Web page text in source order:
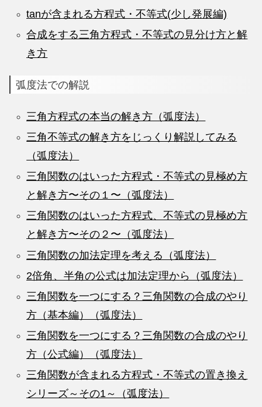
tanが含まれる方程式・不等式(少し発展編)
合成をする三角方程式・不等式の見分け方と解
き方
弧度法での解説
三角方程式の本当の解き方（弧度法）
三角不等式の解き方をじっくり解説してみる
（弧度法）
三角関数のはいった方程式・不等式の見極め方
と解き方〜その１〜（弧度法）
三角関数のはいった方程式、不等式の見極め方
と解き方〜その２〜（弧度法）
三角関数の加法定理を考える（弧度法）
2倍角、半角の公式は加法定理から（弧度法）
三角関数を一つにする？三角関数の合成のやり
方（基本編）（弧度法）
三角関数を一つにする？三角関数の合成のやり
方（公式編）（弧度法）
三角関数が含まれる方程式・不等式の置き換え
シリーズ～その1～（弧度法）